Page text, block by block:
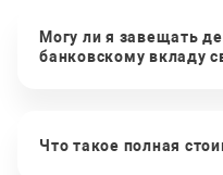
Могу ли я завещать
банковскому вкладу
Что такое полная